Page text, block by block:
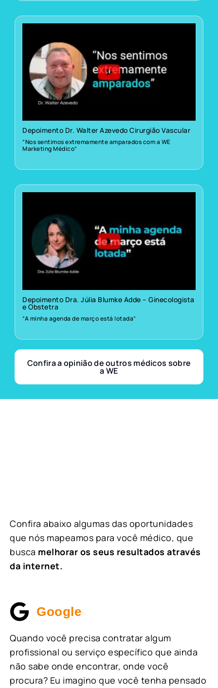
Depoimento Dr. Walter Azevedo Cirurgião Vascular
“Nos sentimos extremamente amparados com a WE
Marketing Médico”
Depoimento Dra. Júlia Blumke Adde – Ginecologista
e Obstetra
“A minha agenda de março está lotada”
Confira a opinião de outros médicos sobre
a WE
Confira abaixo algumas das oportunidades
que nós mapeamos para você médico, que
busca melhorar os seus resultados através
da internet.
Google
Quando você precisa contratar algum
profissional ou serviço específico que ainda
não sabe onde encontrar, onde você
procura? Eu imagino que você tenha pensado